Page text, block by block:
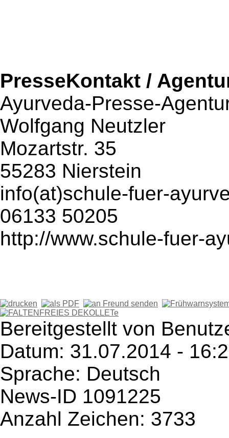
PresseKontakt /
Ayurveda-Presse-
Wolfgang Neutzler
Mozartstr. 35
55283 Nierstein
info(at)schule-fuer-
06133 50205
http://www.schule-fuer-
Bereitgestellt von
Datum: 31.07.2014 -
Sprache: Deutsch
News-ID 1091225
Anzahl Zeichen: 3733